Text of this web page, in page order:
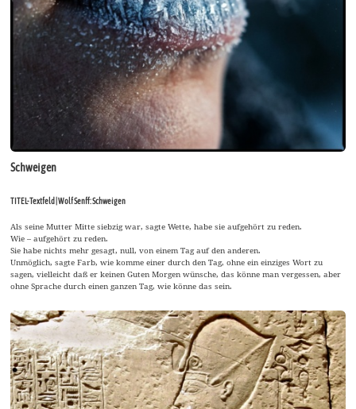
Schweigen
TITEL-Textfeld | Wolf Senff: Schweigen
Als seine Mutter Mitte siebzig war, sagte Wette, habe sie aufgehört zu reden.
Wie – aufgehört zu reden.
Sie habe nichts mehr gesagt, null, von einem Tag auf den anderen.
Unmöglich, sagte Farb, wie komme einer durch den Tag, ohne ein einziges Wort zu
sagen, vielleicht daß er keinen Guten Morgen wünsche, das könne man vergessen, aber
ohne Sprache durch einen ganzen Tag, wie könne das sein.